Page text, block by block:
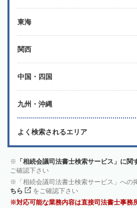
東海
関西
中国・四国
九州・沖縄
よく検索されるエリア
「相続会議司法書士検索サービス」に関
ご確認下さい
「相続会議司法書士検索サービス」への
ちら
をご確認下さい
対応可能な業務内容は直接司法書士事務